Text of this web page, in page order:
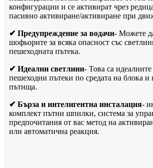
конфигурации и се активират чрез
пасивно активиране/активиране при
✔ Предупреждение за водачи- Можете
шофьорите за всяка опасност със
пешеходната пътека.
✔ Идеални светлини- Това са
пешеходни пътеки по средата на блока и
пътища.
✔ Бърза и интелигентна инсталация-
комплект пътни шпилки, система за
предпочитания от вас метод на
или автоматична реакция.